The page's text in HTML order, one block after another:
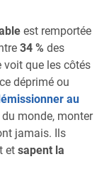
est remportée
34 % des
que les côtés
déprimé ou
au
monde, monter
jamais. Ils
et sapent la